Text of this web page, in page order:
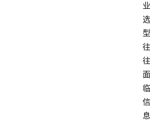
业
选
型
往
往
面
临
信
息